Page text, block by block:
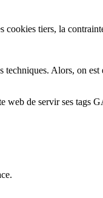
tiers, la
techniques. Alors, on
web de servir ses tags